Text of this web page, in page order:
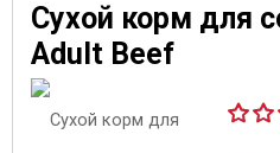
Сухой корм для
Adult Beef